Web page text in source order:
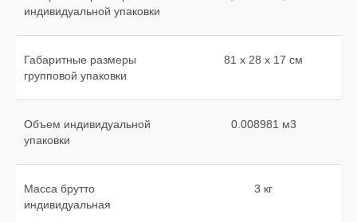
индивидуальной упаковки
Габаритные размеры
групповой упаковки
81 х 28 х 17 см
Объем индивидуальной
упаковки
0.008981 м3
Масса брутто
индивидуальная
3 кг